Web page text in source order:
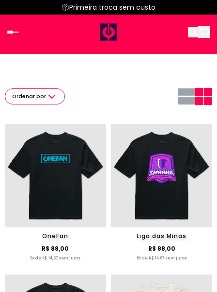
Primeira troca sem custo
Ordenar por
OneFan
R$ 88,00
6x de R$ 14,67 sem juros
Liga das Minas
R$ 88,00
6x de R$ 14,67 sem juros